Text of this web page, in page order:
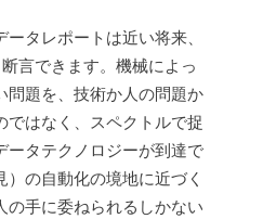
タレポートは近い将来、
言できます。機械によっ
問題を、技術か人の問題か
ではなく、スペクトルで捉
ータテクノロジーが到達で
の自動化の境地に近づく
の手に委ねられるしかない